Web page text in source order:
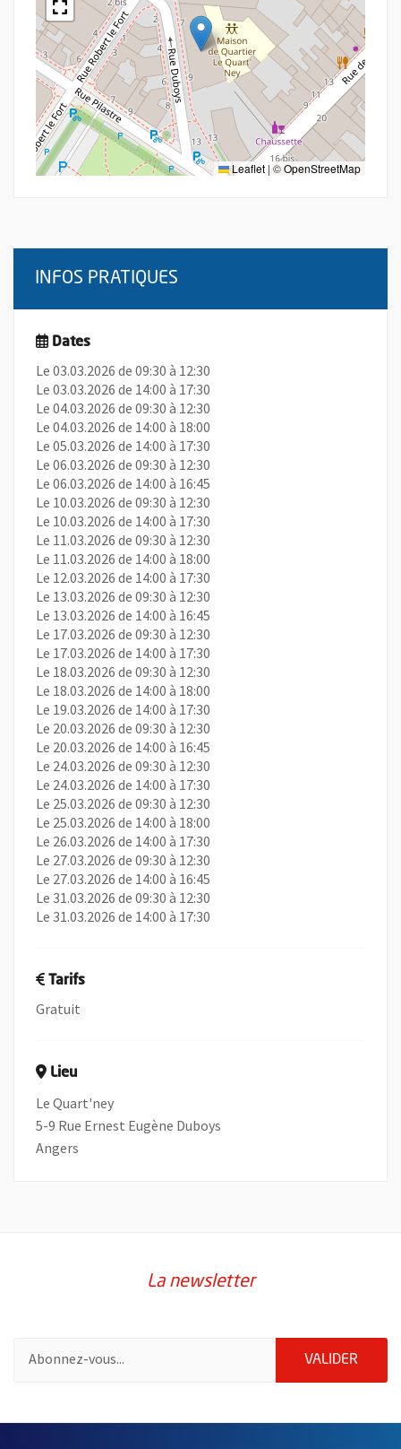
Leaflet |©OpenStreetMap
INFOS PRATIQUES
Dates
Le 03.03.2026 de 09:30 à 12:30
Le 03.03.2026 de 14:00 à 17:30
Le 04.03.2026 de 09:30 à 12:30
Le 04.03.2026 de 14:00 à 18:00
Le 05.03.2026 de 14:00 à 17:30
Le 06.03.2026 de 09:30 à 12:30
Le 06.03.2026 de 14:00 à 16:45
Le 10.03.2026 de 09:30 à 12:30
Le 10.03.2026 de 14:00 à 17:30
Le 11.03.2026 de 09:30 à 12:30
Le 11.03.2026 de 14:00 à 18:00
Le 12.03.2026 de 14:00 à 17:30
Le 13.03.2026 de 09:30 à 12:30
Le 13.03.2026 de 14:00 à 16:45
Le 17.03.2026 de 09:30 à 12:30
Le 17.03.2026 de 14:00 à 17:30
Le 18.03.2026 de 09:30 à 12:30
Le 18.03.2026 de 14:00 à 18:00
Le 19.03.2026 de 14:00 à 17:30
Le 20.03.2026 de 09:30 à 12:30
Le 20.03.2026 de 14:00 à 16:45
Le 24.03.2026 de 09:30 à 12:30
Le 24.03.2026 de 14:00 à 17:30
Le 25.03.2026 de 09:30 à 12:30
Le 25.03.2026 de 14:00 à 18:00
Le 26.03.2026 de 14:00 à 17:30
Le 27.03.2026 de 09:30 à 12:30
Le 27.03.2026 de 14:00 à 16:45
Le 31.03.2026 de 09:30 à 12:30
Le 31.03.2026 de 14:00 à 17:30
Tarifs
Gratuit
Lieu
Le Quart'ney
5-9 Rue Ernest Eugène Duboys
Angers
La newsletter
VALIDER